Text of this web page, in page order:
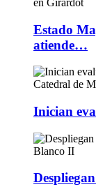
Estado
atiende…
Inician